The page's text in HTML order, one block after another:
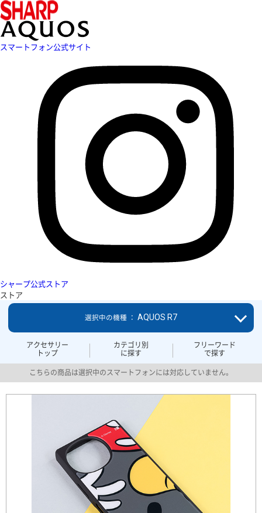
スマートフォン公式サイト
シャープ公式ストア
ストア
アクセサリー
トップ
カテゴリ別
に探す
フリーワード
で探す
選択中の機種 ： AQUOS R7
こちらの商品は選択中のスマートフォンには対応していません。